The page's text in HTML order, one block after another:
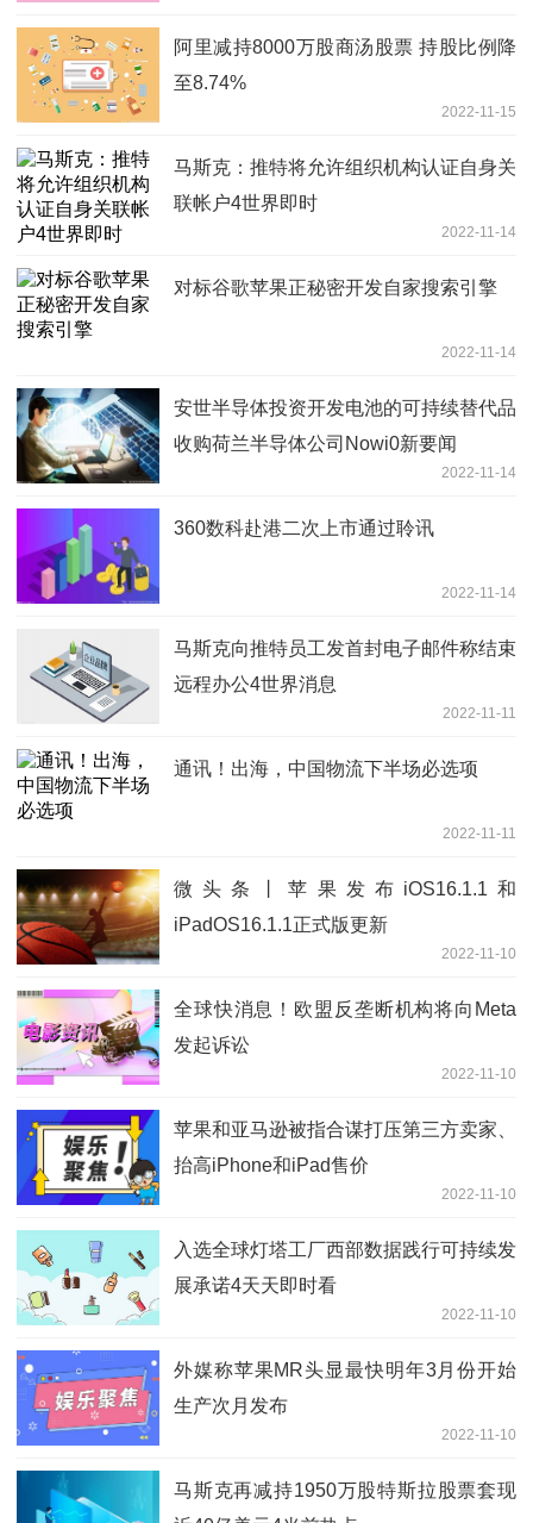
阿里减持8000万股商汤股票 持股比例降
至8.74%
2022-11-15
马斯克：推特将允许组织机构认证自身关
联帐户4世界即时
2022-11-14
对标谷歌苹果正秘密开发自家搜索引擎
2022-11-14
安世半导体投资开发电池的可持续替代品
收购荷兰半导体公司Nowi0新要闻
2022-11-14
360数科赴港二次上市通过聆讯
2022-11-14
马斯克向推特员工发首封电子邮件称结束
远程办公4世界消息
2022-11-11
通讯！出海，中国物流下半场必选项
2022-11-11
微头条丨苹果发布iOS16.1.1和
iPadOS16.1.1正式版更新
2022-11-10
全球快消息！欧盟反垄断机构将向Meta
发起诉讼
2022-11-10
苹果和亚马逊被指合谋打压第三方卖家、
抬高iPhone和iPad售价
2022-11-10
入选全球灯塔工厂西部数据践行可持续发
展承诺4天天即时看
2022-11-10
外媒称苹果MR头显最快明年3月份开始
生产次月发布
2022-11-10
马斯克再减持1950万股特斯拉股票套现